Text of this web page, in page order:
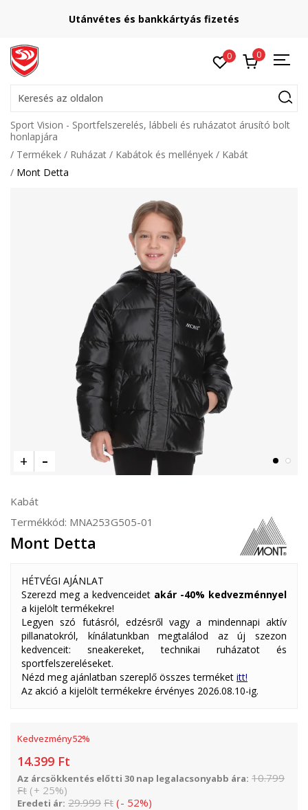
Utánvétes és bankkártyás fizetés
0 0
Keresés az oldalon
Sport Vision - Sportfelszerelés, lábbeli és ruházatot árusító bolt
honlapjára
Termékek
Ruházat Kabátok és mellények
Kabát
Mont Detta
Kabát
Termékkód: MNA253G505-01
Mont Detta
HÉTVÉGI AJÁNLAT
Szerezd meg a kedvenceidet akár -40% kedvezménnyel
a kijelölt termékekre!
Legyen szó futásról, edzésről vagy a mindennapi aktív
pillanatokról, kínálatunkban megtalálod az új szezon
kedvenceit: sneakereket, technikai ruházatot és
sportfelszereléseket.
Nézd meg ajánlatban szereplő összes terméket itt!
Az akció a kijelölt termékekre érvényes 2026.08.10-ig.
Kedvezmény52%
14.399 Ft
Az árcsökkentés előtti 30 nap legalacsonyabb ára: 10.799
Ft (+ 25%)
Eredeti ár: 29.999 Ft (- 52%)